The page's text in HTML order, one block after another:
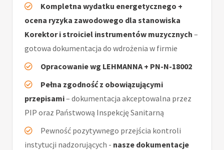
Kompletna wydatku energetycznego +
ocena ryzyka zawodowego dla stanowiska
Korektor i stroiciel instrumentów muzycznych –
gotowa dokumentacja do wdrożenia w firmie
Opracowanie wg LEHMANNA + PN-N-18002
Pełna zgodność z obowiązującymi
przepisami– dokumentacja akceptowalna przez
PIP oraz Państwową Inspekcję Sanitarną
Pewność pozytywnego przejścia kontroli
instytucji nadzorujących - nasze dokumentacje